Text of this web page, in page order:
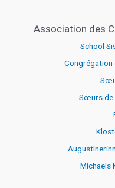
Association des
School
Congrégation
Sœurs de
Michaels